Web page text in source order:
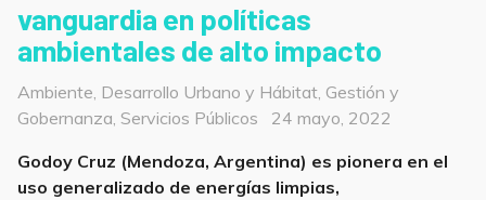
vanguardia en políticas
ambientales de alto impacto
Categorías
Ambiente, Desarrollo Urbano y Hábitat, Gestión y
Gobernanza, Servicios Públicos
Posted
24 mayo, 2022
Godoy Cruz (Mendoza, Argentina) es pionera en el
uso generalizado de energías limpias,